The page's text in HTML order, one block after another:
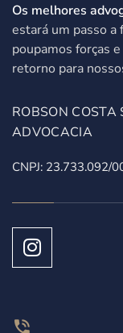
Os melhores
estará um passo a
poupamos forças
retorno para
ROBSON COSTA
ADVOCACIA
CNPJ: 23.733.092/